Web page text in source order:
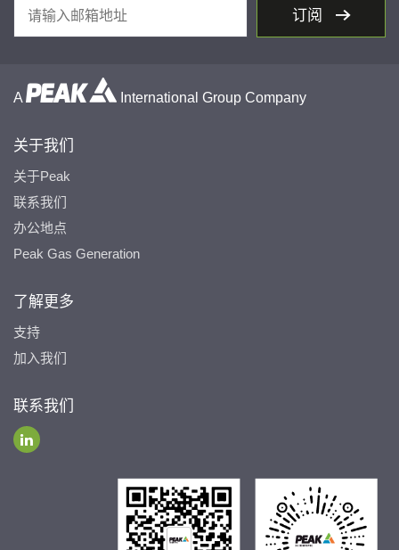
订阅
A International Group Company
关于我们
关于Peak
联系我们
办公地点
Peak Gas Generation
了解更多
支持
加入我们
联系我们